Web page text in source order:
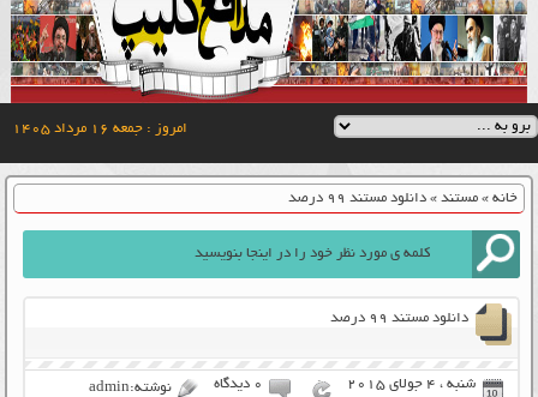
امروز : جمعه ۱۶ مرداد ۱۴۰۵
خانه» مستند» دانلود مستند ۹۹ درصد
دانلود مستند ۹۹ درصد
شنبه ، 4 جولای 2015 ۰ دیدگاه نوشته:admin